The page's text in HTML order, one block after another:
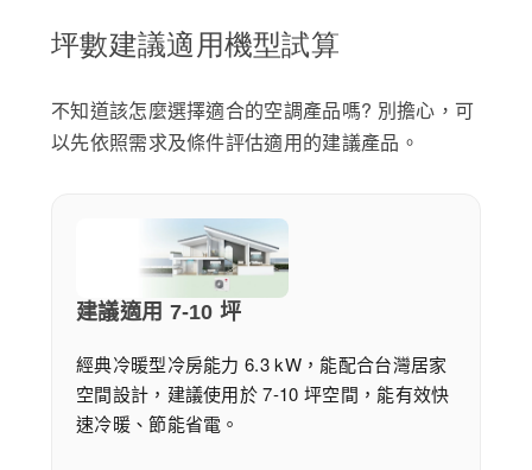
坪數建議適用機型試算
不知道該怎麼選擇適合的空調產品嗎? 別擔心，可
以先依照需求及條件評估適用的建議產品。
建議適用 7-10 坪
經典冷暖型冷房能力 6.3 kW，能配合台灣居家
空間設計，建議使用於 7-10 坪空間，能有效快
速冷暖、節能省電。